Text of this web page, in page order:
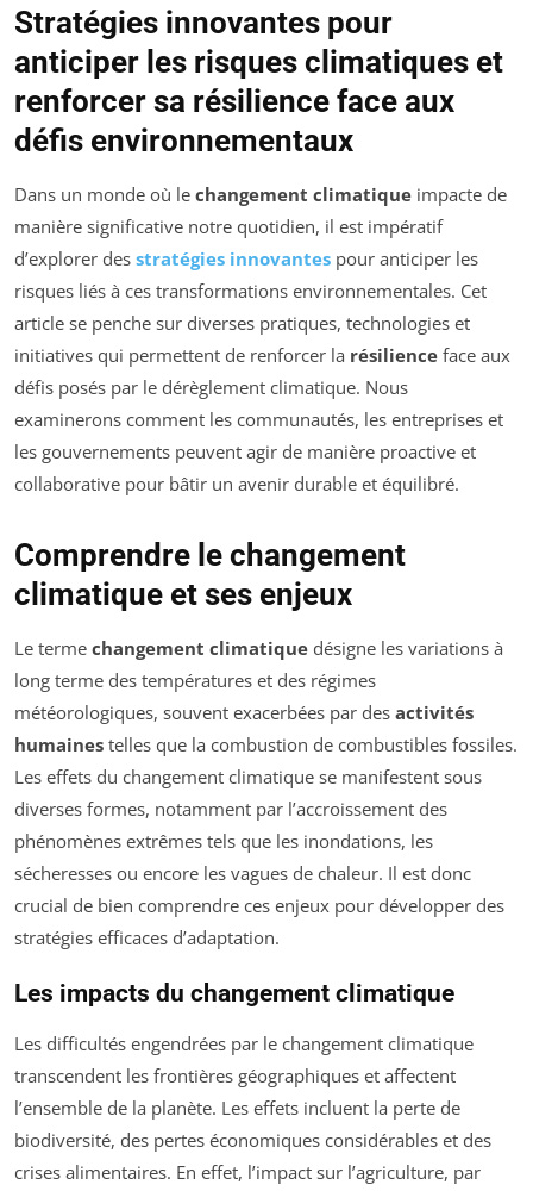
Stratégies innovantes pour
anticiper les risques climatiques et
renforcer sa résilience face aux
défis environnementaux
Dans un monde où le changement climatique impacte de
manière significative notre quotidien, il est impératif
d’explorer des stratégies innovantes pour anticiper les
risques liés à ces transformations environnementales. Cet
article se penche sur diverses pratiques, technologies et
initiatives qui permettent de renforcer la résilience face aux
défis posés par le dérèglement climatique. Nous
examinerons comment les communautés, les entreprises et
les gouvernements peuvent agir de manière proactive et
collaborative pour bâtir un avenir durable et équilibré.
Comprendre le changement
climatique et ses enjeux
Le terme changement climatique désigne les variations à
long terme des températures et des régimes
météorologiques, souvent exacerbées par des activités
humaines telles que la combustion de combustibles fossiles.
Les effets du changement climatique se manifestent sous
diverses formes, notamment par l’accroissement des
phénomènes extrêmes tels que les inondations, les
sécheresses ou encore les vagues de chaleur. Il est donc
crucial de bien comprendre ces enjeux pour développer des
stratégies efficaces d’adaptation.
Les impacts du changement climatique
Les difficultés engendrées par le changement climatique
transcendent les frontières géographiques et affectent
l’ensemble de la planète. Les effets incluent la perte de
biodiversité, des pertes économiques considérables et des
crises alimentaires. En effet, l’impact sur l’agriculture, par